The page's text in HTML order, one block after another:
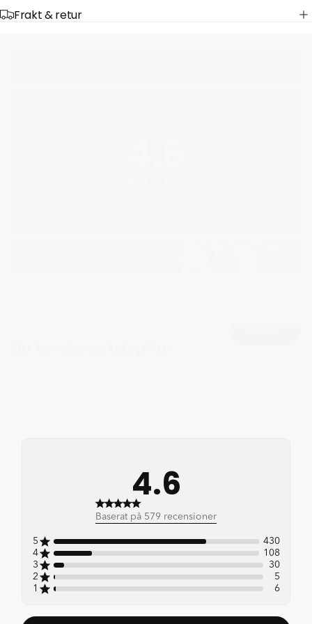
Frakt & retur
4.6
4.6 out of 5 stars 579 total
Baserat på 579 recensioner
5
430
4
108
3
30
2
5
1
6